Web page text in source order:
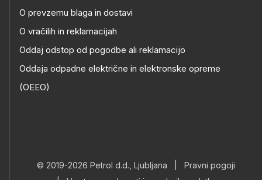
O prevzemu blaga in dostavi
O vračilih in reklamacijah
Oddaj odstop od pogodbe ali reklamacijo
Oddaja odpadne električne in elektronske opreme
(OEEO)
© 2019-2026 Petrol d.d., Ljubljana
Pravni pogoji